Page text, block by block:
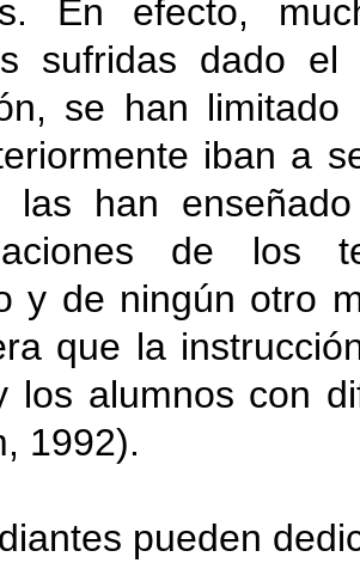
En efecto,
sufridas dado
se han
iban a
las han
de los
y de ningún otro
que la
los alumnos con
1992).
pueden